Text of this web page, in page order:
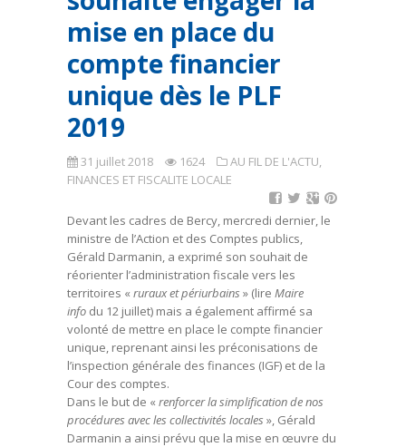
mise en place du
compte financier
unique dès le PLF
2019
31 juillet 2018 1624 AU FIL DE L'ACTU,
FINANCES ET FISCALITE LOCALE
Devant les cadres de Bercy, mercredi dernier, le
ministre de l’Action et des Comptes publics,
Gérald Darmanin, a exprimé son souhait de
réorienter l’administration fiscale vers les
territoires « ruraux et périurbains » (lire Maire
info du 12 juillet) mais a également affirmé sa
volonté de mettre en place le compte financier
unique, reprenant ainsi les préconisations de
l’inspection générale des finances (IGF) et de la
Cour des comptes.
Dans le but de « renforcer la simplification de nos
procédures avec les collectivités locales », Gérald
Darmanin a ainsi prévu que la mise en œuvre du